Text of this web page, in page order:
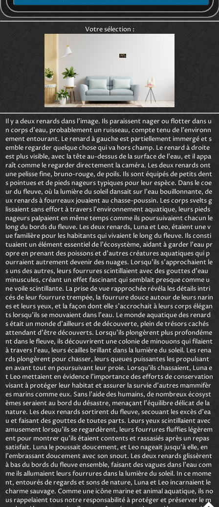
Votre sélection :
Il y a deux renards dans l'image. Ils paraissent nager ou flotter dans u
n corps d'eau, probablement un ruisseau, compte tenu de l'environn
ement entourant. Le renard à gauche est partiellement immergé et s
emble regarder quelque chose qui va hors champ. Le renard à droite
est plus visible, avec la tête au-dessus de la surface de l'eau, et il appa
raît comme le regarder directement la caméra. Les deux renards ont
une pelisse fine, bruno-rouge, de poils. Ils sont équipés de petits dent
s pointues et de pieds nageurs typiques pour leur espèce. Dans le coe
ur du fleuve, où la lumière du soleil dansait sur l'eau bouillonnante, de
ux renards à fourreaux jouaient au chasse-poussin. Les corps svelts g
lissaient sans effort à travers l'environnement aquatique, leurs pieds
nageurs palpaient en même temps comme ils poursuivaient chacun le
long du bords du fleuve. Les deux renards, Luna et Leo, étaient une v
ue familière pour les habitants qui vivaient le long du fleuve. Ils consti
tuaient un élément essentiel de l'écosystème, aidant à garder l'eau pr
opre en prenant des poissons et d'autres créatures aquatiques qui p
ourraient autrement devenir des nuages. Lorsqu'ils s'approchaient le
s uns des autres, leurs fourrures scintillaient avec des gouttes d'eau
minuscules, créant un effet fascinant qui semblait presque comme u
ne voile scintillante. La prise de vue rapprochée révéla les détails intri
cés de leur fourrure trempée, la fourrure douce autour de leurs narin
es et leurs yeux, et la façon dont elle s'accrochait à leurs corps élégan
ts lorsqu'ils se mouvaient dans l'eau. Le monde aquatique des renard
s était un monde d'ailleurs et de découverte, plein de trésors cachés
attendant d'être découverts. Lorsqu'ils plongèrent plus profondéme
nt dans le fleuve, ils découvrirent une colonie de minouons qui filaient
à travers l'eau, leurs écailles brillant dans la lumière du soleil. Les rena
rds plongèrent pour chasser, leurs queues puissantes les propulsant
en avant tout en poursuivant leur proie. Lorsqu'ils chassaient, Luna e
t Leo mettaient en évidence l'importance des efforts de conservation
visant à protéger leur habitat et assurer la survie d'autres mammifèr
es marins comme eux. Sans l'aide des humains, de nombreux écosyst
èmes seraient au bord du désastre, menaçant l'équilibre délicat de la
nature. Les deux renards sortirent du fleuve, secouant les excès d'ea
u et faisant des gouttes de toutes parts. Leurs yeux scintillaient avec
amusement lorsqu'ils se regardèrent, leurs fourrures fluffies légèrem
ent pour montrer qu'ils étaient contents et rassasiés après un repas
satisfait. Luna le poussait doucement, et Leo nageait jusqu'à elle, en
l'embrassant doucement avec son snout. Les deux renards glissèrent
à bas du bords du fleuve ensemble, faisant des vagues dans l'eau com
me ils allumaient leurs fourrures dans la lumière du soleil. In ce mome
nt, entourés de regards et sons de nature, Luna et Leo incarnaient le
charme sauvage. Comme une icône marine et animal aquatique, ils no
us rappelaient tous notre responsabilité à protéger et préserver le m